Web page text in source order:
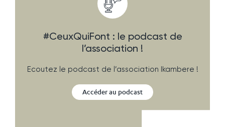
#CeuxQuiFont : le podcast de
l’association !
Ecoutez le podcast de l’association Ikambere !
Accéder au podcast